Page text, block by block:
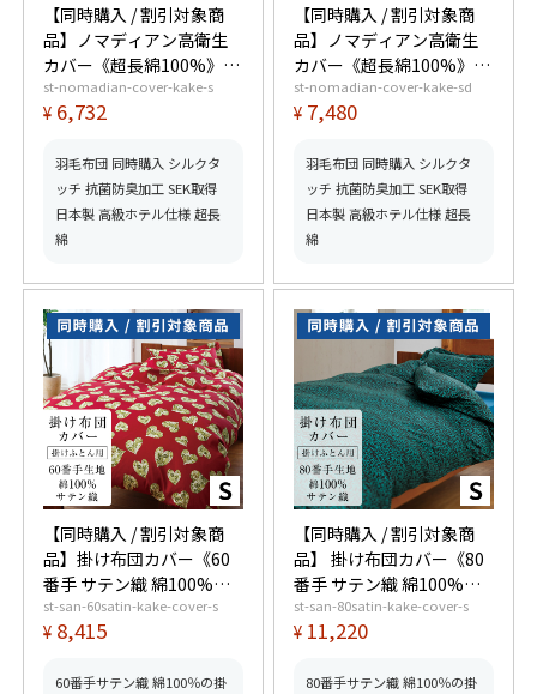
【同時購入 / 割引対象商
品】ノマディアン高衛生
カバー《超長綿100%》掛
けふとん用 シングル
st-nomadian-cover-kake-s
¥ 6,732
羽毛布団 同時購入 シルクタ
ッチ 抗菌防臭加工 SEK取得
日本製 高級ホテル仕様 超長
綿
【同時購入 / 割引対象商
品】ノマディアン高衛生
カバー《超長綿100%》掛
けふとん用 セミダブル
st-nomadian-cover-kake-sd
¥ 7,480
羽毛布団 同時購入 シルクタ
ッチ 抗菌防臭加工 SEK取得
日本製 高級ホテル仕様 超長
綿
【同時購入 / 割引対象商
品】掛け布団カバー《60
番手 サテン織 綿100%》
シングル
st-san-60satin-kake-cover-s
¥ 8,415
60番手サテン織 綿100％の掛
【同時購入 / 割引対象商
品】 掛け布団カバー《80
番手 サテン織 綿100%》
シングル
st-san-80satin-kake-cover-s
¥ 11,220
80番手サテン織 綿100％の掛